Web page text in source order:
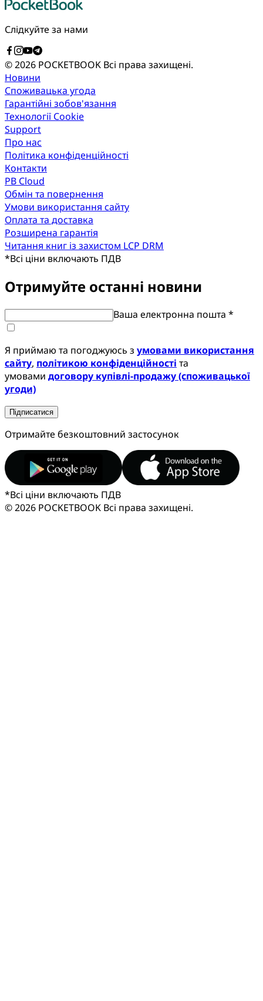
Слідкуйте за нами
© 2026 POCKETBOOK Всі права захищені.
Новини
Споживацька угода
Гарантійні зобов'язання
Технології Cookie
Support
Про нас
Політика конфіденційності
Контакти
PB Cloud
Обмін та повернення
Умови використання сайту
Оплата та доставка
Розширена гарантія
Читання книг із захистом LCP DRM
*Всі ціни включають ПДВ
Отримуйте останні новини
Ваша електронна пошта *
Я приймаю та погоджуюсь з умовами використання
сайту, політикою конфіденційності та
умовами договору купівлі-продажу (споживацької
угоди)
Підписатися
Отримайте безкоштовний застосунок
*Всі ціни включають ПДВ
© 2026 POCKETBOOK Всі права захищені.